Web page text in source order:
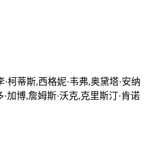
·柯蒂斯,西格妮·韦弗,奥黛塔·安纳
加博,詹姆斯·沃克,克里斯汀·肯诺